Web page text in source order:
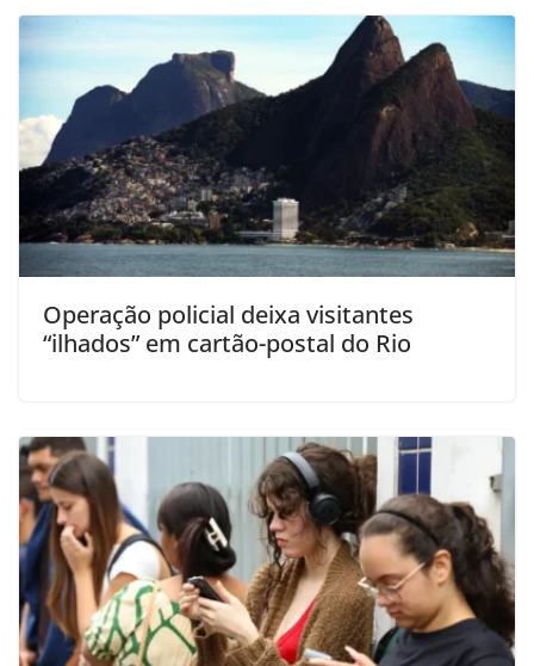
Operação policial deixa visitantes
“ilhados” em cartão-postal do Rio